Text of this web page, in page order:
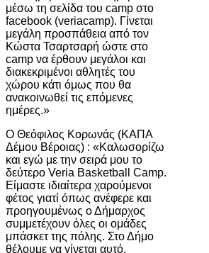
μέσω τη σελίδα του camp στο
facebook (veriacamp). Γίνεται
μεγάλη προσπάθεια από τον
Κώστα Τσαρτσαρή ώστε στο
camp να έρθουν μεγάλοι και
διακεκριμένοι αθλητές του
χώρου κάτι όμως που θα
ανακοινωθεί τις επόμενες
ημέρες.»
Ο Θεόφιλος Κορωνάς (ΚΑΠΑ
Δέμου Βέροιας) : «Καλωσορίζω
και εγώ με την σειρά μου το
δεύτερο Veria Basketball Camp.
Είμαστε ιδιαίτερα χαρούμενοι
φέτος γιατί όπως ανέφερε και
προηγουμένως ο Δήμαρχος
συμμετέχουν όλες οι ομάδες
μπάσκετ της πόλης. Στο Δήμο
θέλουμε να γίνεται αυτό.